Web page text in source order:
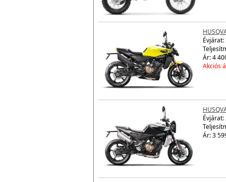
Évjárat:
Ár: 4
Akciós
Évjárat:
Ár: 3